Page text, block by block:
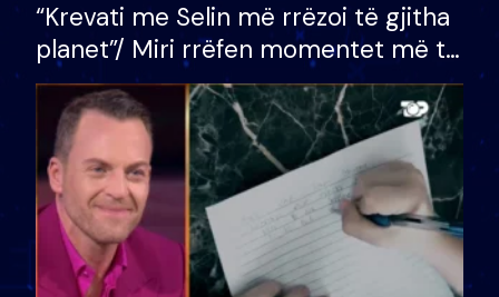
“Krevati me Selin më rrëzoi të gjitha
planet”/ Miri rrëfen momentet më të
bukura në shtëpinë e BB VIP: Do më
mungojë zilja e mëngjesit kur…